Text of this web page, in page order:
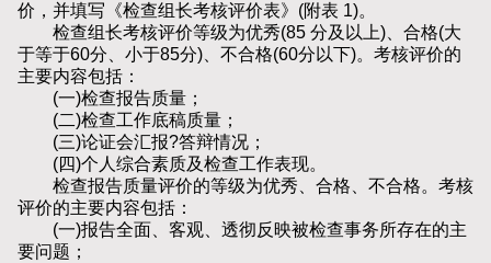
价，并填写《检查组长考核评价表》(附表 1)。
检查组长考核评价等级为优秀(85 分及以上)、合格(大
于等于60分、小于85分)、不合格(60分以下)。考核评价的
主要内容包括：
(一)检查报告质量；
(二)检查工作底稿质量；
(三)论证会汇报?答辩情况；
(四)个人综合素质及检查工作表现。
检查报告质量评价的等级为优秀、合格、不合格。考核
评价的主要内容包括：
(一)报告全面、客观、透彻反映被检查事务所存在的主
要问题；